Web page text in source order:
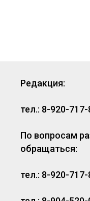
Редакция:
тел.: 8-920-
По вопросам
обращаться:
тел.: 8-920-